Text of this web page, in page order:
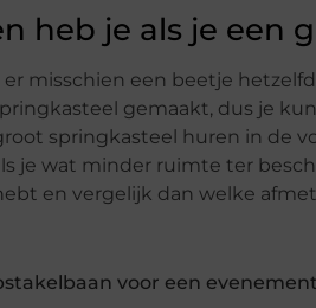
heb je als je een
er misschien een beetje
gemaakt, dus je
springkasteel huren in de
je wat minder ruimte ter
en vergelijk dan welke
voor een evenement